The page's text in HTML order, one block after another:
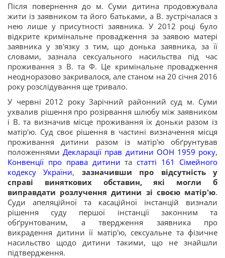
Після повернення до м. Суми дитина продовжувала
жити із заявником та його батьками, а В. зустрічалася з
нею лише у присутності заявника. У 2012 році було
відкрите кримінальне провадження за заявою матері
заявника у зв'язку з тим, що донька заявника, за її
словами, зазнала сексуального насильства під час
проживання з В. та Ф. Це кримінальне провадження
неодноразово закривалося, але станом на 20 січня 2016
року розслідування ще тривало.
У червні 2012 року Зарічний районний суд м. Суми
ухвалив рішення про розірвання шлюбу між заявником
і В. та визначив місце проживання їх доньки разом із
матір'ю. Суд своє рішення в частині визначення місця
проживання дитини разом із матір'ю обґрунтував
положеннямиДекларації прав дитини ООН 1959 року,
Конвенції про права дитини тастатті 161 Сімейного
кодексу України, зазначивши про відсутність у
справі виняткових обставин, які могли б
виправдати розлучення дитини зі своєю матір'ю.
Суди апеляційної та касаційної інстанцій визнали
рішення суду першої інстанції законним та
обґрунтованим, а твердження заявника про
викрадення дитини її матір'ю, сексуальне та фізичне
насильство щодо дитини такими, що не знайшли
підтвердження.